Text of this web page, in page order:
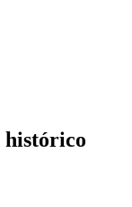
histórico